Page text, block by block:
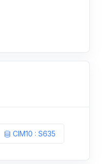
CIM10 : S635